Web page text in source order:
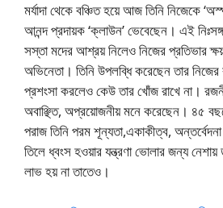
মর্যাদা থেকে বঞ্চিত হয়ে আজ তিনি নিজেকে
আনন্দ প্রদায়ক ‘ক্লাউন’ ভেবেছেন। এই
সস্তা মদের আশ্রয় নিলেও নিজের প্রতিভার
অভিনেতা। তিনি উপলব্ধি করেছেন তার
প্রশংসা করলেও কেউ তার খোঁজ রাখে না।
অবাঞ্ছিত, অপ্রয়োজনীয় মনে করেছেন। ৪৫
পরাজ তিনি পরম শূন্যতা,একাকীত্ব,
তিলে ধ্বংস হওয়ার যন্ত্রণা ভোলার জন্য
লাভ হয় না তাতেও।